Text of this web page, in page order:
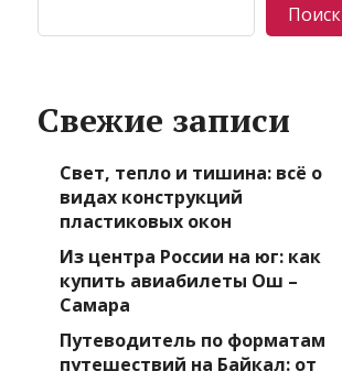
Поиск
Свежие записи
Свет, тепло и тишина: всё о
видах конструкций
пластиковых окон
Из центра России на юг: как
купить авиабилеты Ош –
Самара
Путеводитель по форматам
путешествий на Байкал: от